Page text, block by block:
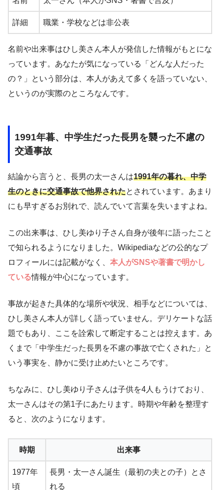
詳細 職業・学校などは非公表
名前や出来事はひし美さん本人が発信した情報がもとにな
っています。あなたが気になっている「どんな人だった
の？」という部分は、本人があえて多くを語っていない、
というのが実際のところなんです。
1991年暮、中学生だった長男を襲った不慮の
交通事故
結論から言うと、長男の太一さんは1991年の暮れ、中学
生のときに交通事故で他界されたとされています。あまり
にも早すぎるお別れで、読んでいて言葉を失いますよね。
この出来事は、ひし美ゆり子さん自身が後年に語ったこと
で知られるようになりました。Wikipediaなどの公的なプ
ロフィールには記載がなく、 本人がSNSや著書で明かし
ている情報が中心になっています。
事故が起きた具体的な場所や状況、相手などについては、
ひし美さん本人が詳しく語っていません。デリケートな話
題でもあり、ここを詮索して断定することは控えます。あ
くまで「中学生だった長男を不慮の事故で亡くされた」と
いう事実を、静かに受け止めたいところです。
ちなみに、ひし美ゆり子さんは子供を4人もうけており、
太一さんはその第1子にあたります。時期や年齢を整理す
ると、次のようになります。
時期 出来事
1977年
頃
長男・太一さん誕生（最初の夫との子）とさ
れる